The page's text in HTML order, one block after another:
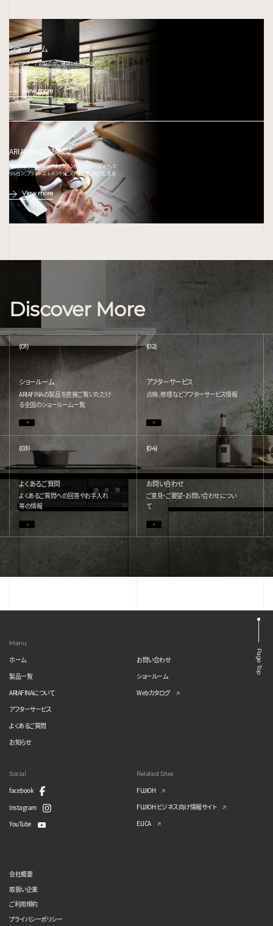
ショールーム
アリアフィーナの製品がご確認いただける、
全国のショールームをご紹介します。
View more
ARIAFINAについて
ARIAFINA(アリアフィーナ) ブランドのフィロソフィー、ミ
ッション、ブランドエレメント、ヒストリーをご紹介します。
View more
Discover More
(01)
ショールーム
ARIAFINAの製品を直接ご覧いただけ
る全国のショールーム一覧
(02)
アフターサービス
点検、修理などアフターサービス情報
(03)
よくあるご質問
よくあるご質問への回答やお手入れ
等の情報
(04)
お問い合わせ
ご意見・ご要望・お問い合わせについ
て
Page Top
Menu
ホーム
製品一覧
ARIAFINAについて
アフターサービス
よくあるご質問
お知らせ
お問い合わせ
ショールーム
Webカタログ
Social
facebook
Instagram
YouTube
Related Sites
FUJIOH
FUJIOH ビジネス向け情報サイト
ELICA
会社概要
取扱い企業
ご利用規約
プライバシーポリシー